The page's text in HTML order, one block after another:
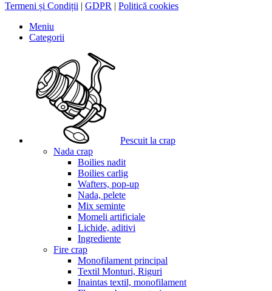
Termeni și Condiții
GDPR
Politică cookies
Meniu
Categorii
Pescuit la crap
Nada crap
Boilies nadit
Boilies carlig
Wafters, pop-up
Nada, pelete
Mix seminte
Momeli artificiale
Lichide, aditivi
Ingrediente
Fire crap
Monofilament principal
Textil Monturi, Riguri
Inaintas textil, monofilament